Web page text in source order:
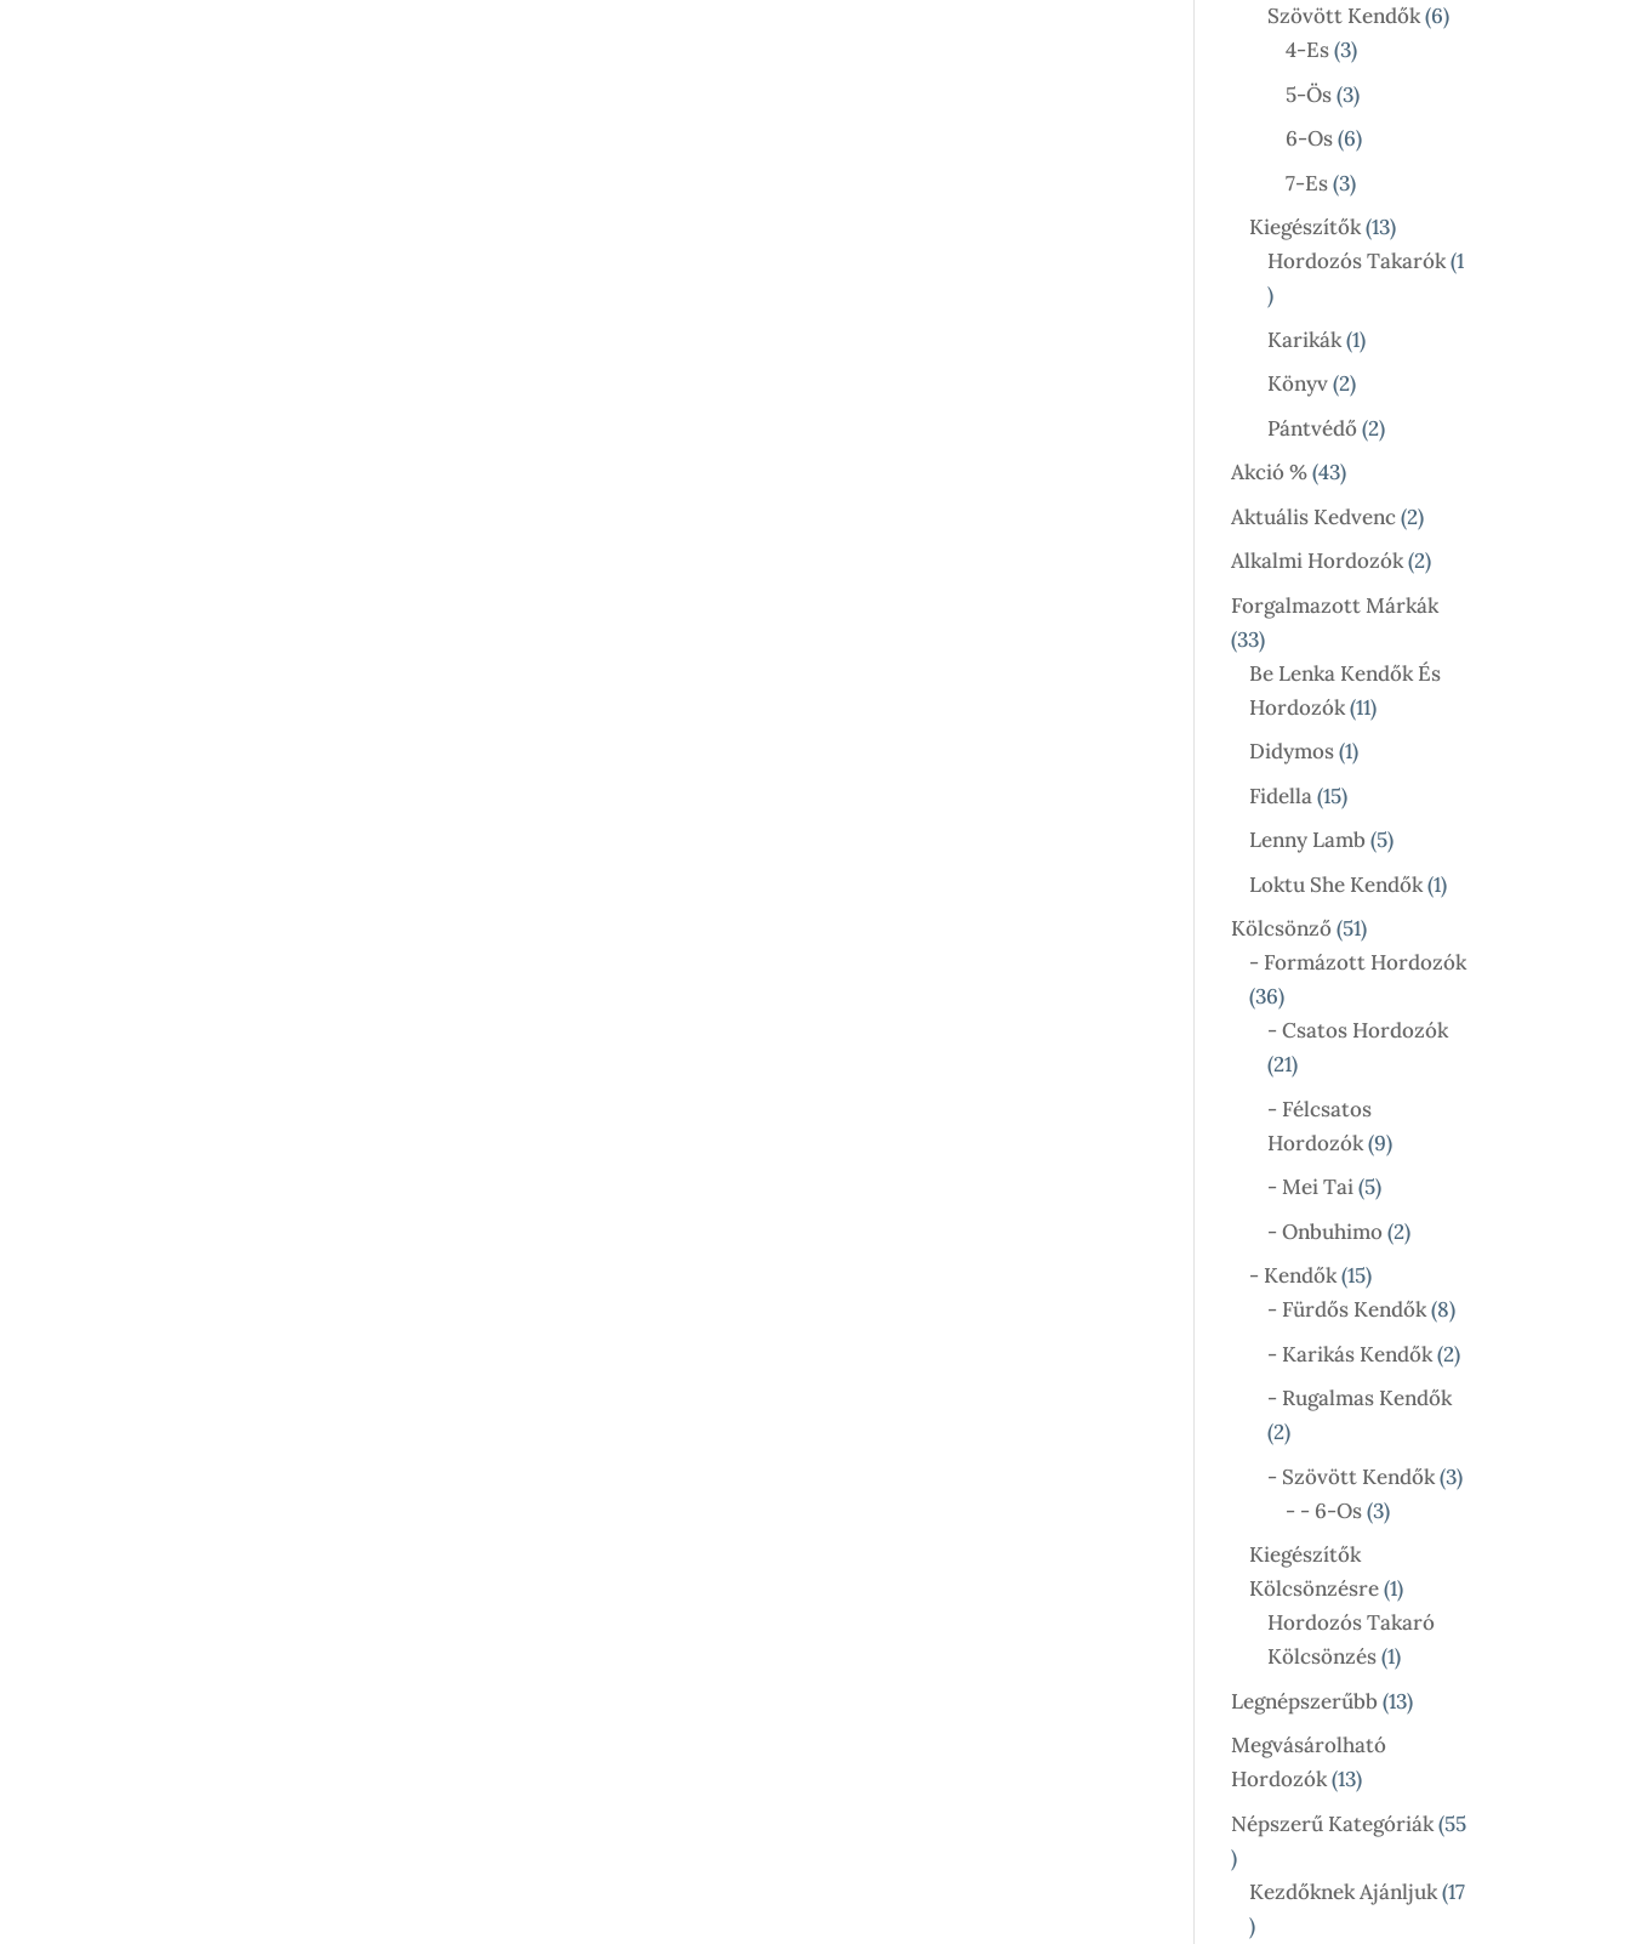
Szövött Kendők 66
4-Es 33
Termék
5-Ös 33
Termék
6-Os 66
7-Es 33
Termék
Kiegészítők 1313
Termék
Hordozós Takarók 1
1
Termék
Karikák 11
Könyv 22
Termék
Pántvédő 22
Akció % 4343
Termék
Aktuális Kedvenc 22
Termék
Alkalmi Hordozók 22
Termék
Forgalmazott Márkák
3333
Termék
Be Lenka Kendők És
Hordozók 1111
Didymos 11
Fidella 1515
Termék
Lenny Lamb 55
Termék
Loktu She Kendők 11
Kölcsönző 5151
Termék
- Formázott Hordozók
3636
Termék
- Csatos Hordozók
2121
Termék
- Félcsatos
Hordozók 99
- Mei Tai 55
Termék
- Onbuhimo 22
- Kendők 1515
Termék
- Fürdős Kendők 88
Termék
- Karikás Kendők 22
- Rugalmas Kendők
22
Termék
- Szövött Kendők 33
- - 6-Os 33
Kiegészítők
Kölcsönzésre 11
Termék
Hordozós Takaró
Kölcsönzés 11
Termék
Legnépszerűbb 1313
Megvásárolható
Hordozók 1313
Termék
Népszerű Kategóriák 55
55
Termék
Kezdőknek Ajánljuk 17
17